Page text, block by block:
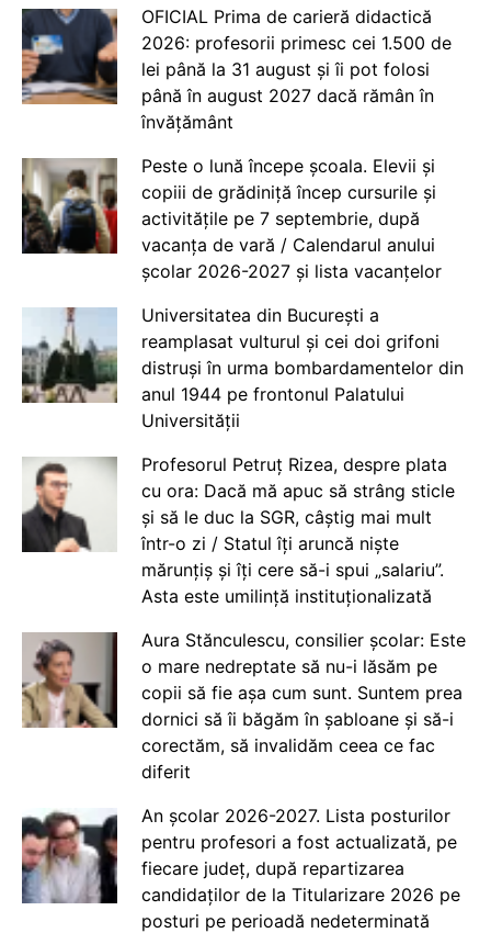
OFICIAL Prima de carieră didactică
2026: profesorii primesc cei 1.500 de
lei până la 31 august și îi pot folosi
până în august 2027 dacă rămân în
învățământ
Peste o lună începe școala. Elevii și
copiii de grădiniță încep cursurile și
activitățile pe 7 septembrie, după
vacanța de vară / Calendarul anului
școlar 2026-2027 și lista vacanțelor
Universitatea din București a
reamplasat vulturul și cei doi grifoni
distruși în urma bombardamentelor din
anul 1944 pe frontonul Palatului
Universității
Profesorul Petruț Rizea, despre plata
cu ora: Dacă mă apuc să strâng sticle
și să le duc la SGR, câștig mai mult
într-o zi / Statul îți aruncă niște
mărunțiș și îți cere să-i spui „salariu”.
Asta este umilință instituționalizată
Aura Stănculescu, consilier școlar: Este
o mare nedreptate să nu-i lăsăm pe
copii să fie așa cum sunt. Suntem prea
dornici să îi băgăm în șabloane și să-i
corectăm, să invalidăm ceea ce fac
diferit
An școlar 2026-2027. Lista posturilor
pentru profesori a fost actualizată, pe
fiecare județ, după repartizarea
candidaților de la Titularizare 2026 pe
posturi pe perioadă nedeterminată